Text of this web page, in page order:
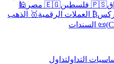
🇵🇸 فلسطين 🇪🇬 مصر
🕌
₿ العملات الرقمية🥇 الذهب
📜 السندات
التداولتداول